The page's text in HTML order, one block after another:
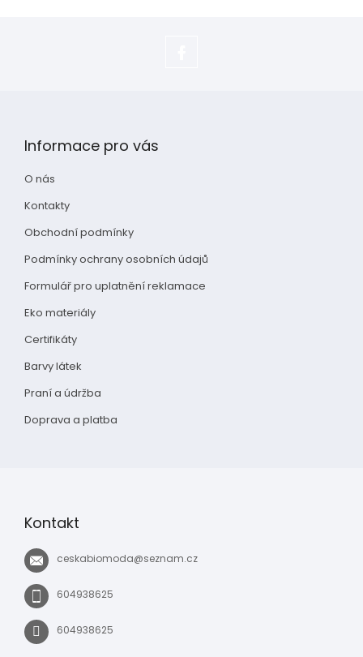
Informace pro vás
O nás
Kontakty
Obchodní podmínky
Podmínky ochrany osobních údajů
Formulář pro uplatnění reklamace
Eko materiály
Certifikáty
Barvy látek
Praní a údržba
Doprava a platba
Kontakt
ceskabiomoda@seznam.cz
604938625
604938625